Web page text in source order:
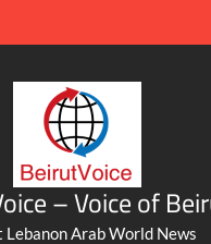
– Voice of
Lebanon Arab World News